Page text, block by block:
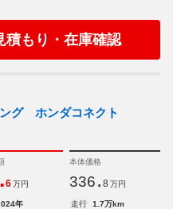
積もり・在庫確認
グ ホンダコネクト
.6 万円
本体価格
336. 8 万円
年 走行
1.7万km